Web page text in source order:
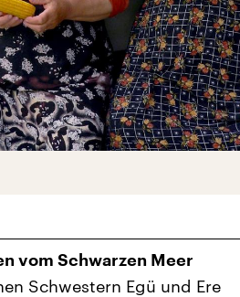
vom Schwarzen Meer
Schwestern Egü und Ere